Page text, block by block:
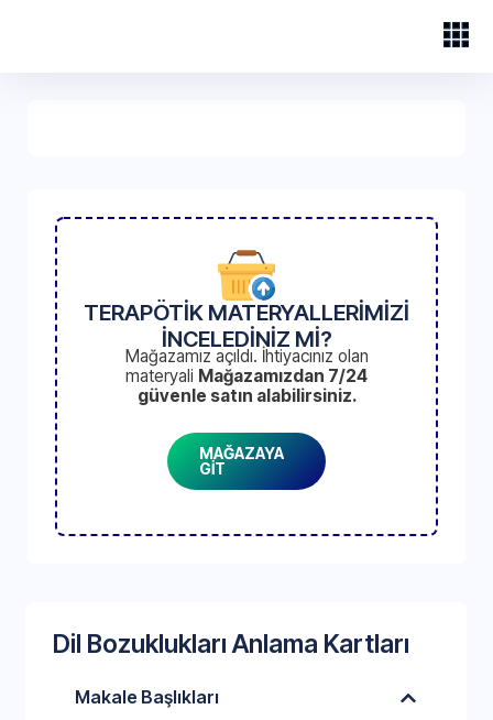
TERAPÖTİK MATERYALLERİMİZİ
İNCELEDİNİZ Mİ?
Mağazamız açıldı. İhtiyacınız olan
materyali Mağazamızdan 7/24
güvenle satın alabilirsiniz.
MAĞAZAYA
GİT
Dil Bozuklukları Anlama Kartları
Makale Başlıkları